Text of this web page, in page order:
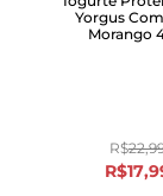
Yorgus
Morango
R$22,
R$17,